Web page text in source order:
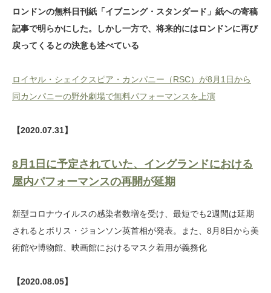
ロンドンの無料日刊紙「イブニング・スタンダード」紙への寄稿
記事で明らかにした。しかし一方で、将来的にはロンドンに再び
戻ってくるとの決意も述べている
ロイヤル・シェイクスピア・カンパニー（RSC）が8月1日から
同カンパニーの野外劇場で無料パフォーマンスを上演
【2020.07.31】
8月1日に予定されていた、イングランドにおける
屋内パフォーマンスの再開が延期
新型コロナウイルスの感染者数増を受け、最短でも2週間は延期
されるとボリス・ジョンソン英首相が発表。また、8月8日から美
術館や博物館、映画館におけるマスク着用が義務化
【2020.08.05】